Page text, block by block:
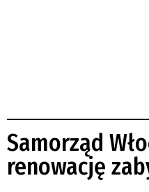
Samorząd
renowację